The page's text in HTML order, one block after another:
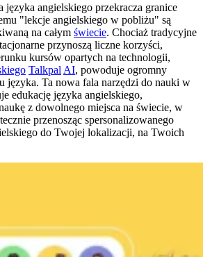
języka angielskiego przekracza granice
"lekcje angielskiego w pobliżu" są
na całym świecie. Chociaż tradycyjne
przynoszą liczne korzyści,
kursów opartych na technologii,
Talkpal AI, powoduje ogromny
języka. Ta nowa fala narzędzi do nauki w
edukację języka angielskiego,
z dowolnego miejsca na świecie, w
przenosząc spersonalizowanego
do Twojej lokalizacji, na Twoich